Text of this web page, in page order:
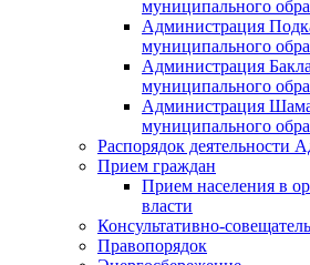
муниципального
Администрация
муниципального
Администрация
муниципального
Администрация
муниципального
Распорядок деятельности
Прием граждан
Прием населения в
власти
Консультативно-
Правопорядок